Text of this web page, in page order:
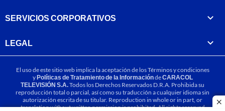
SERVICIOS CORPORATIVOS
LEGAL
El uso de este sitio web implica la aceptación de losTérminos y condiciones
yPolíticas de Tratamiento de la InformacióndeCARACOL
TELEVISIÓN S.A.Todos los Derechos Reservados D.R.A. Prohibida su
reproducción total o parcial, así como su traducción a cualquier idioma sin
autorización escrita de su titular. Reproduction in whole or in part, or
translation without written permission is prohibited. All rights reserved